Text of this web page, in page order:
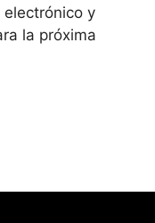
y
la próxima